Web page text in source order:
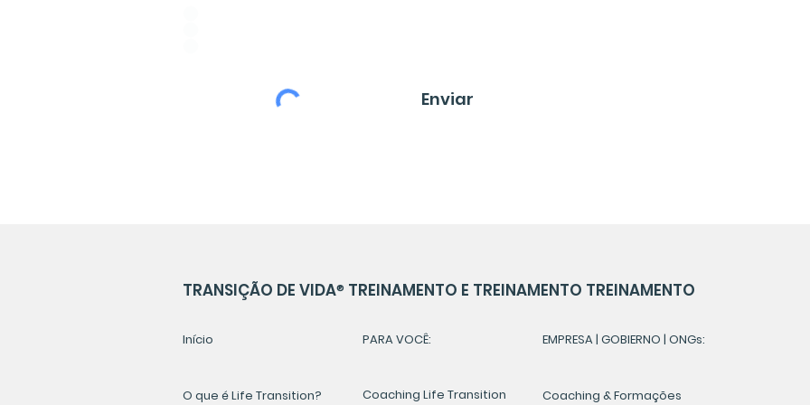
Enviar
TRANSIÇÃO DE VIDA® TREINAMENTO E TREINAMENTO TREINAMENTO
Início
O que é Life Transition?
PARA VOCÊ:
Coaching Life Transition
EMPRESA | GOBIERNO | ONGs:
Coaching & Formações